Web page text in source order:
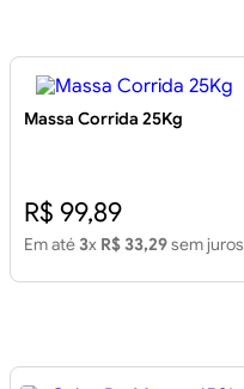
Massa Corrida 25Kg
R$ 99,89
Em até 3x R$ 33,29sem juros